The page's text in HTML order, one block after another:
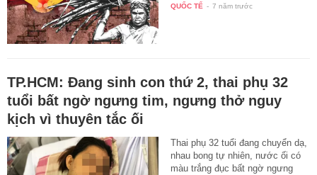
QUỐC TẾ - 7 năm trước
TP.HCM: Đang sinh con thứ 2, thai phụ 32
tuổi bất ngờ ngưng tim, ngưng thở nguy
kịch vì thuyên tắc ối
Thai phụ 32 tuổi đang chuyển dạ,
nhau bong tự nhiên, nước ối có
màu trắng đục bất ngờ ngưng